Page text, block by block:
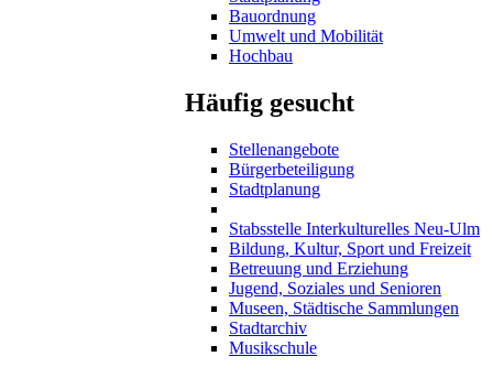
Bauordnung
Umwelt und Mobilität
Hochbau
Häufig gesucht
Stellenangebote
Bürgerbeteiligung
Stadtplanung
Stabsstelle Interkulturelles Neu-Ulm
Bildung, Kultur, Sport und Freizeit
Betreuung und Erziehung
Jugend, Soziales und Senioren
Museen, Städtische Sammlungen
Stadtarchiv
Musikschule